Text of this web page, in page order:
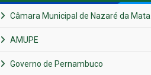
Câmara Municipal de Nazaré da Mata
AMUPE
Governo de Pernambuco